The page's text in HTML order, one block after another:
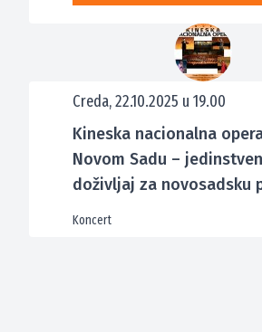
Creda, 22.10.2025 u 19.00
Kineska nacionalna
Novom Sadu –
doživljaj za novosadsku
Koncert